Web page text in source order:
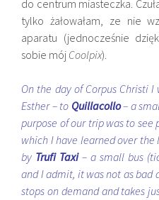
do centrum miasteczka.
tylko żałowałam, ze nie
aparatu (jednocześnie
sobie mój Coolpix).
On the day of Corpus Christi
Esther – to Quillacollo– a
purpose of our trip was to
which I have learned over
by Trufi Taxi– a small bus
and I admit, it was not as bad
stops on demand and takes